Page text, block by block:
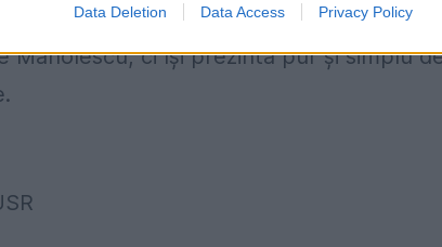
Data Deletion Data Access Privacy Policy
de ani buni. Doar că, de câteva
Manolescu, ci își prezintă pur și simplu